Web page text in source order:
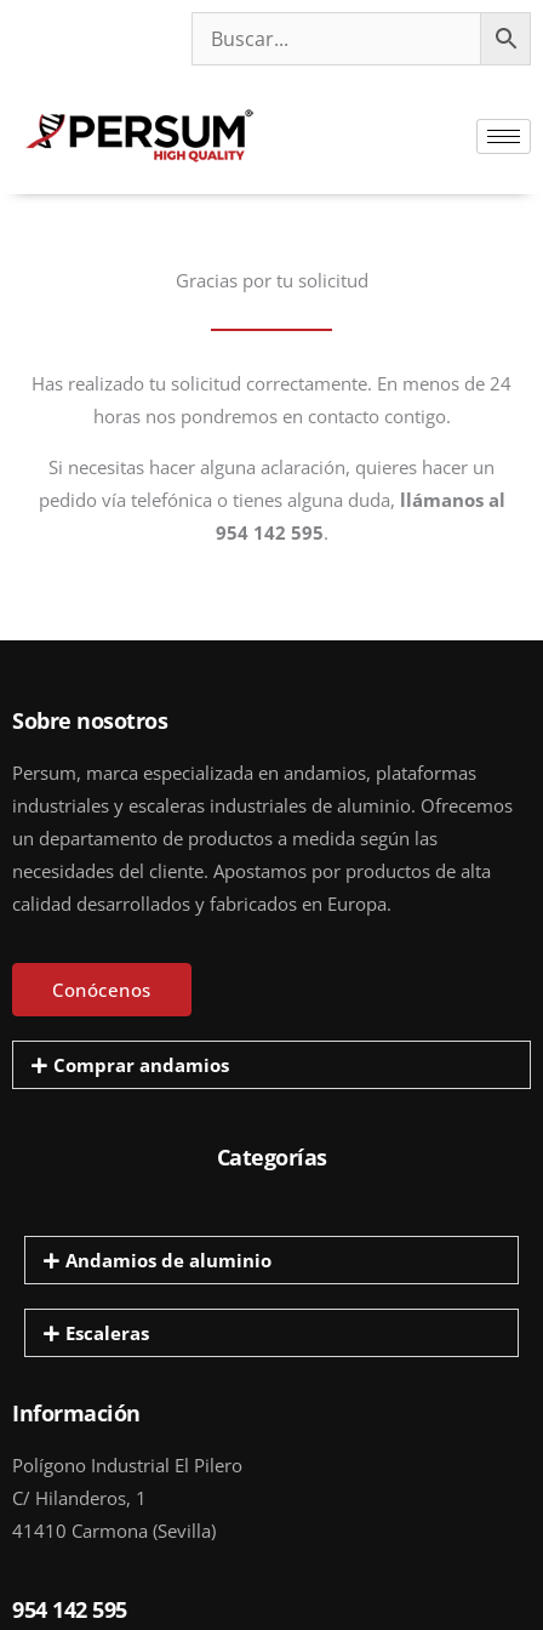
Gracias por tu solicitud
Has realizado tu solicitud correctamente. En menos de 24
horas nos pondremos en contacto contigo.
Si necesitas hacer alguna aclaración, quieres hacer un
pedido vía telefónica o tienes alguna duda, llámanos al
954 142 595.
Sobre nosotros
Persum, marca especializada en andamios, plataformas
industriales y escaleras industriales de aluminio. Ofrecemos
un departamento de productos a medida según las
necesidades del cliente. Apostamos por productos de alta
calidad desarrollados y fabricados en Europa.
Conócenos
Comprar andamios
Categorías
Andamios de aluminio
Escaleras
Información
Polígono Industrial El Pilero
C/ Hilanderos, 1
41410 Carmona (Sevilla)
954 142 595